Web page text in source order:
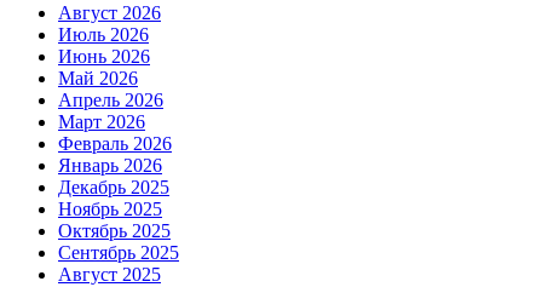
Август 2026
Июль 2026
Июнь 2026
Май 2026
Апрель 2026
Март 2026
Февраль 2026
Январь 2026
Декабрь 2025
Ноябрь 2025
Октябрь 2025
Сентябрь 2025
Август 2025